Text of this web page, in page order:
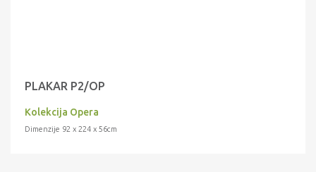
PLAKAR P2/OP
Kolekcija Opera
Dimenzije 92 x 224 x 56cm